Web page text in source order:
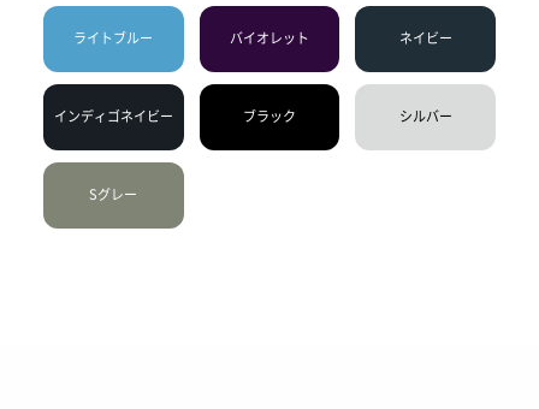
ライトブルー バイオレット ネイビー
インディゴネイビー ブラック シルバー
Sグレー